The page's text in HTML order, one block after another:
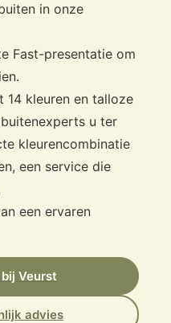
in onze
Fast-presentatie om
14 kleuren en talloze
u ter
kleurencombinatie
een service die
een ervaren
Veurst
advies